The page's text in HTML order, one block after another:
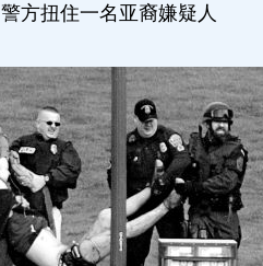
警方扭住一名亚裔嫌疑人